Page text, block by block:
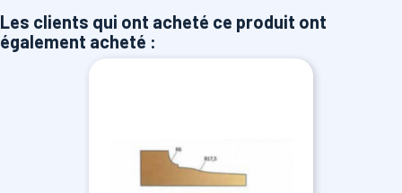
Les clients qui ont acheté ce produit ont
également acheté :